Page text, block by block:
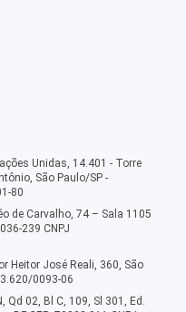
Unidas, 14.401 - Torre
São Paulo/SP -
80
de Carvalho, 74 – Sala 1105
239 CNPJ
Heitor José Reali, 360, São
0093-06
02, Bl C, 109, Sl 301, Ed.